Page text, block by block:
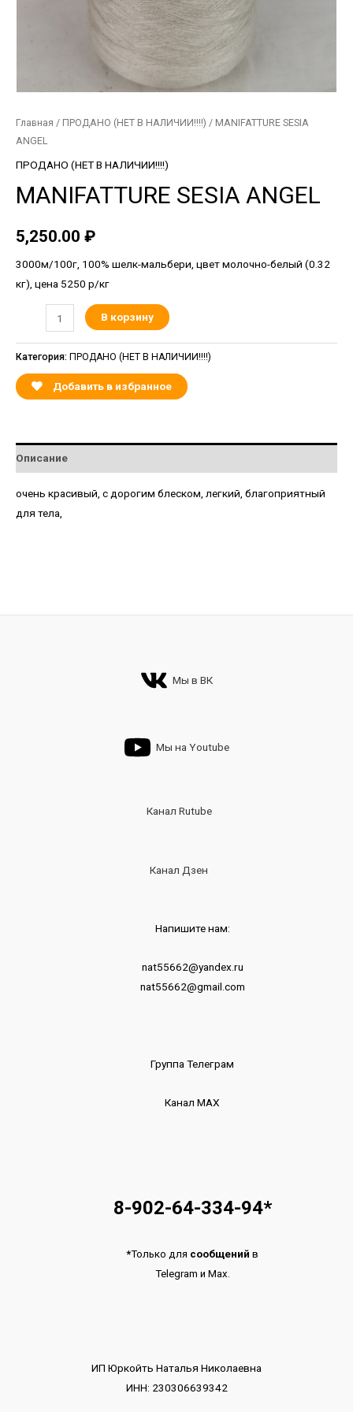
Главная / ПРОДАНО (НЕТ В НАЛИЧИИ!!!!) / MANIFATTURE SESIA
ANGEL
ПРОДАНО (НЕТ В НАЛИЧИИ!!!!)
MANIFATTURE SESIA ANGEL
5,250.00 ₽
3000м/100г, 100% шелк-мальбери, цвет молочно-белый (0.32
кг), цена 5250 р/кг
В корзину
Категория: ПРОДАНО (НЕТ В НАЛИЧИИ!!!!)
Добавить в избранное
Описание
очень красивый, с дорогим блеском, легкий, благоприятный
для тела,
Мы в ВК
Мы на Youtube
Канал Rutube
Канал Дзен
Напишите нам:
nat55662@yandex.ru
nat55662@gmail.com
Группа Телеграм
Канал МАХ
8-902-64-334-94*
*Только для сообщений в
Telegram и Max.
ИП Юркойть Наталья Николаевна
ИНН: 230306639342